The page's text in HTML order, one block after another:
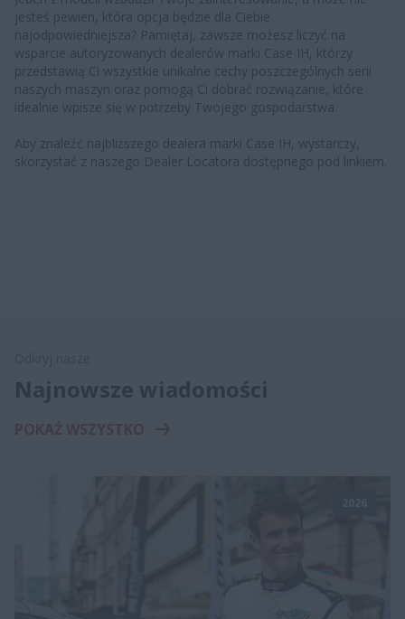
jesteś pewien, która opcja będzie dla Ciebie
najodpowiedniejsza? Pamiętaj, zawsze możesz liczyć na
wsparcie autoryzowanych dealerów marki Case IH, którzy
przedstawią Ci wszystkie unikalne cechy poszczególnych serii
naszych maszyn oraz pomogą Ci dobrać rozwiązanie, które
idealnie wpisze się w potrzeby Twojego gospodarstwa.
Aby znaleźć najbliższego dealera marki Case IH, wystarczy,
skorzystać z naszego Dealer Locatora dostępnego pod linkiem.
Najnowsze wiadomości